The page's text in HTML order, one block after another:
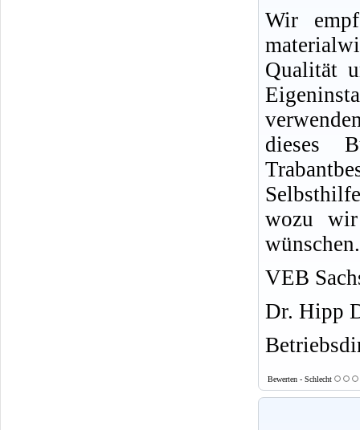
Wir
Qualität
dieses
wozu
wünschen.
VEB
Dr. Hipp
Bewerten - Schlecht